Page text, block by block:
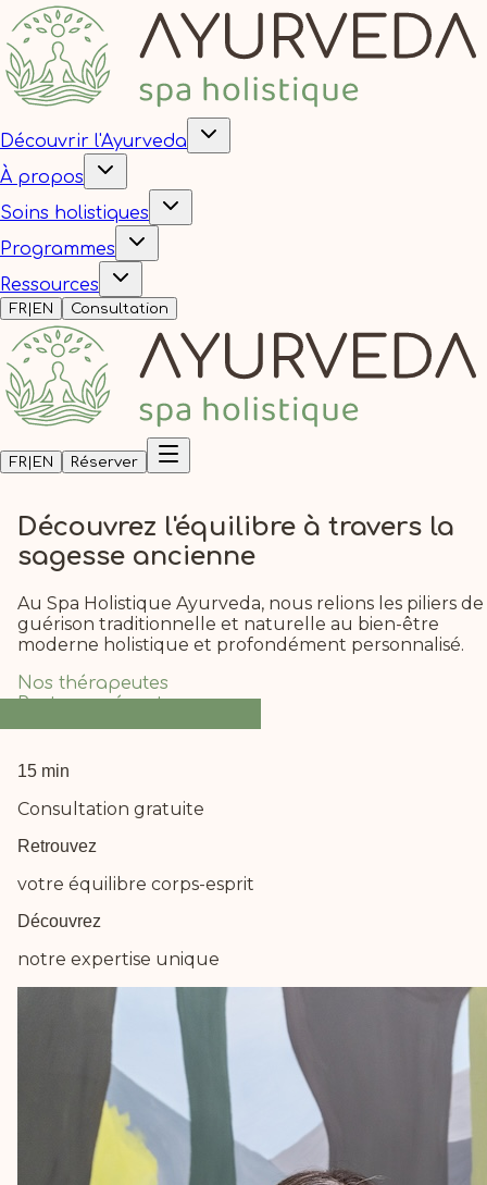
Découvrir l'Ayurveda
À propos
Soins holistiques
Programmes
Ressources
FR| EN Consultation
FR| EN Réserver
Découvrez l'équilibre à travers la
sagesse ancienne
Au Spa Holistique Ayurveda, nous relions les piliers de
guérison traditionnelle et naturelle au bien-être
moderne holistique et profondément personnalisé.
Nos thérapeutes
Partages récents
15 min
Consultation gratuite
Retrouvez
votre équilibre corps-esprit
Découvrez
notre expertise unique